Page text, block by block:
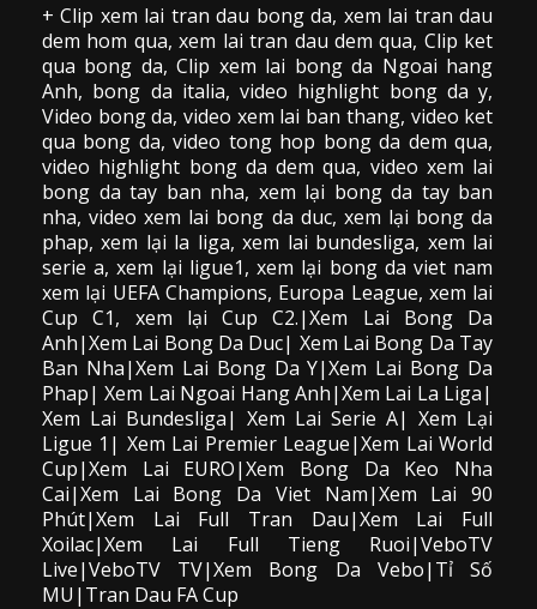
+ Clip xem lai tran dau bong da, xem lai tran dau
dem hom qua, xem lai tran dau dem qua, Clip ket
qua bong da, Clip xem lai bong da Ngoai hang
Anh, bong da italia, video highlight bong da y,
Video bong da,video xem lai ban thang, video ket
qua bong da, video tong hop bong da dem qua,
video highlight bong da dem qua, video xem lai
bong da tay ban nha, xem lại bong da tay ban
nha,video xem lai bong da duc, xem lại bong da
phap, xem lại la liga, xem lai bundesliga, xem lai
serie a, xem lại ligue1, xem lại bong da viet nam
xem lại UEFA Champions, Europa League, xem lai
Cup C1, xem lại Cup C2.|Xem Lai Bong Da
Anh|Xem Lai Bong Da Duc| Xem Lai Bong Da Tay
Ban Nha|Xem Lai Bong Da Y|Xem Lai Bong Da
Phap| Xem Lai Ngoai Hang Anh|Xem Lai La Liga|
Xem Lai Bundesliga| Xem Lai Serie A| Xem Lại
Ligue 1| Xem Lai Premier League|Xem Lai World
Cup|Xem Lai EURO|Xem Bong Da Keo Nha
Cai|Xem Lai Bong Da Viet Nam|Xem Lai 90
Phút|Xem Lai Full Tran Dau|Xem Lai Full
Xoilac|Xem Lai Full Tieng Ruoi|VeboTV
Live|VeboTV TV|Xem Bong Da Vebo|Tỉ Số
MU|Tran Dau FA Cup